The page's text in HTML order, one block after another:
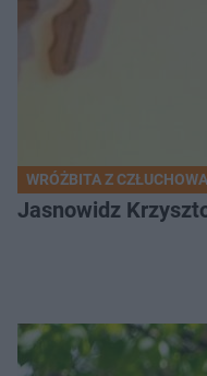
WRÓŻBITA Z
Jasnowidz